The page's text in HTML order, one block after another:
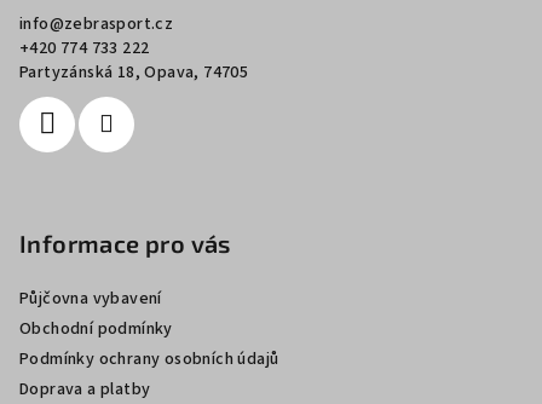
info@zebrasport.cz
+420 774 733 222
Partyzánská 18, Opava, 74705
Informace pro vás
Půjčovna vybavení
Obchodní podmínky
Podmínky ochrany osobních údajů
Doprava a platby